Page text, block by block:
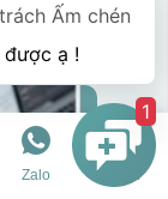
Zalo
Ấm chén
1